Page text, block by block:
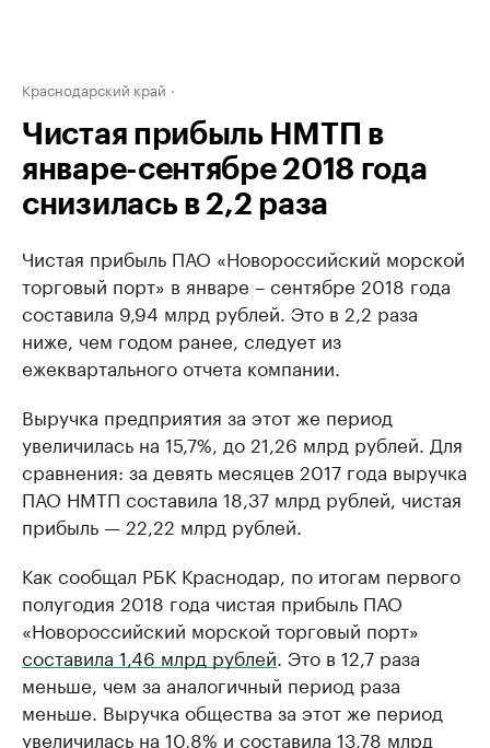
Краснодарский край
Чистая прибыль НМТП в
январе-сентябре 2018 года
снизилась в 2,2 раза
Чистая прибыль ПАО «Новороссийский морской
торговый порт» в январе – сентябре 2018 года
составила 9,94 млрд рублей. Это в 2,2 раза
ниже, чем годом ранее, следует из
ежеквартального отчета компании.
Выручка предприятия за этот же период
увеличилась на 15,7%, до 21,26 млрд рублей. Для
сравнения: за девять месяцев 2017 года выручка
ПАО НМТП составила 18,37 млрд рублей, чистая
прибыль — 22,22 млрд рублей.
Как сообщал РБК Краснодар, по итогам первого
полугодия 2018 года чистая прибыль ПАО
«Новороссийский морской торговый порт»
составила 1,46 млрд рублей . Это в 12,7 раза
меньше, чем за аналогичный период раза
меньше. Выручка общества за этот же период
увеличилась на 10,8% и составила 13,78 млрд